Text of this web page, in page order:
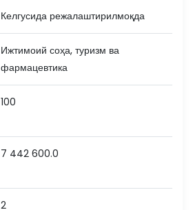
Келгусида режалаштирилмоқда
Ижтимоий соҳа, туризм ва
фармацевтика
100
7 442 600.0
2